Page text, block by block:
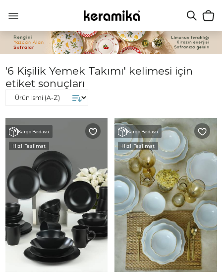
'6 Kişilik Yemek Takımı' kelimesi için
etiket sonuçları
Kargo Bedava
Hızlı Teslimat
Kargo Bedava
Hızlı Teslimat